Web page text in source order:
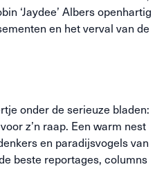
‘Jaydee’ Albers openhartig
en het verval van de
onder de serieuze bladen:
z’n raap. Een warm nest
en paradijsvogels van
beste reportages, columns